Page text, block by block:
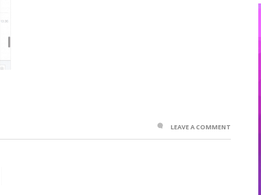
LEAVE A COMMENT